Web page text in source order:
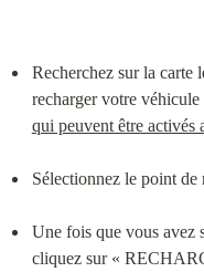
Recherchez sur la carte
recharger votre
qui peuvent être activés
Sélectionnez le point de
Une fois que vous avez
cliquez sur «